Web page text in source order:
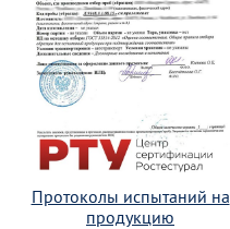
Протоколы испытаний на
продукцию